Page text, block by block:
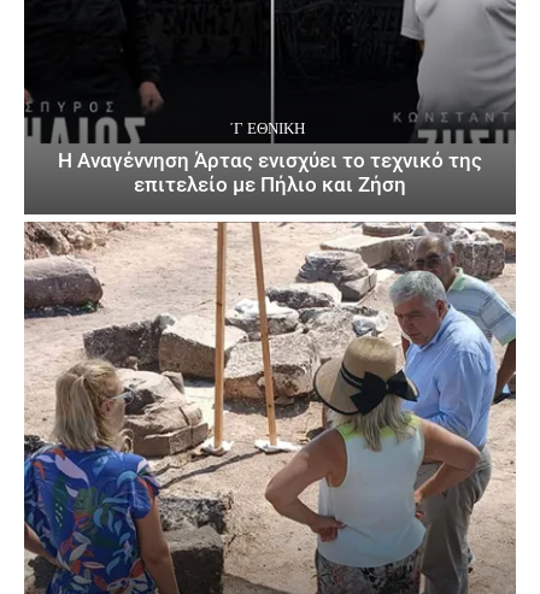
΄Γ ΕΘΝΙΚΉ
Η Αναγέννηση Άρτας ενισχύει το τεχνικό της
επιτελείο με Πήλιο και Ζήση